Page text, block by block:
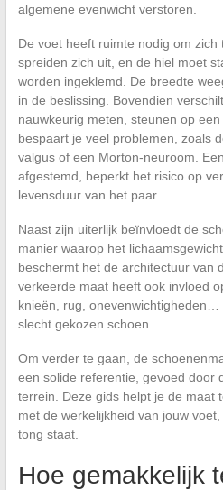
algemene evenwicht verstoren.
De voet heeft ruimte nodig om zich
spreiden zich uit, en de hiel moet
worden ingeklemd. De breedte
in de beslissing. Bovendien
nauwkeurig meten, steunen op
bespaart je veel problemen, zoals
valgus of een Morton-neuroom.
afgestemd, beperkt het risico op
levensduur van het paar.
Naast zijn uiterlijk beïnvloedt de
manier waarop het
beschermt het de architectuur van
verkeerde maat heeft ook invloed
knieën, rug, onevenwichtigheden…
slecht gekozen schoen.
Om verder te gaan, de
een solide referentie, gevoed door
terrein. Deze gids helpt je de maat
met de werkelijkheid van jouw
tong staat.
Hoe gemakkelijk